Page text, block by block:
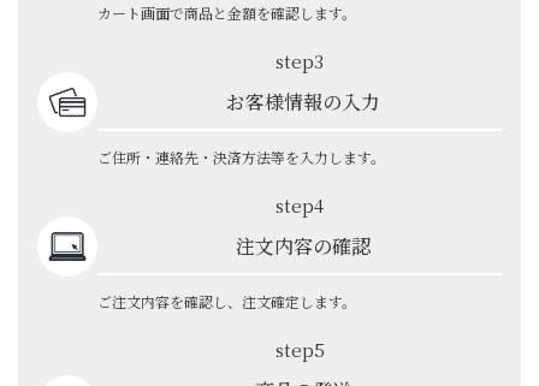
カート画面で商品と金額を確認します。
step3
お客様情報の入力
ご住所・連絡先・決済方法等を入力します。
step4
注文内容の確認
ご注文内容を確認し、注文確定します。
step5